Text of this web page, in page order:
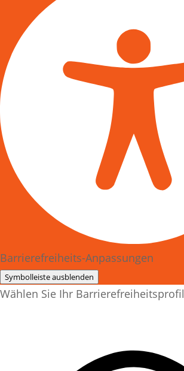
Barrierefreiheits-Anpassungen
Symbolleiste ausblenden
Wählen Sie Ihr Barrierefreiheitsprofil